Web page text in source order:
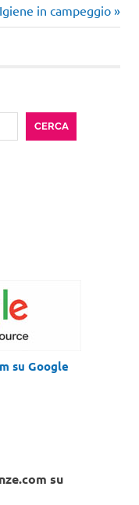
Articolo
Igiene in campeggio
CERCA
su Google
su